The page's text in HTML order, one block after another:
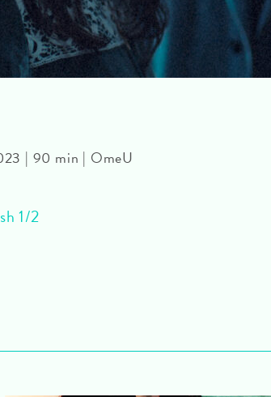
| 90 min | OmeU
1/2